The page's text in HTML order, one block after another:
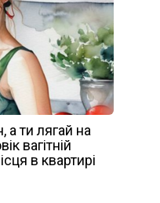
а ти лягай на
вагітній
в квартирі